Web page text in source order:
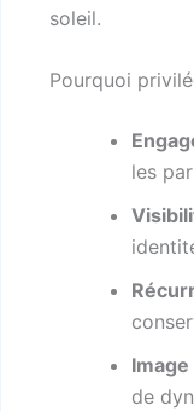
soleil.
Pourquoi
les
Image
de